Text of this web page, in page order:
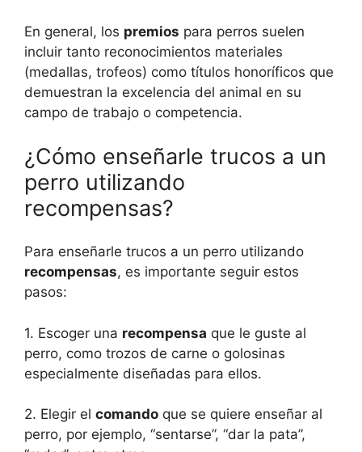
En general, los premios para perros suelen
incluir tanto reconocimientos materiales
(medallas, trofeos) como títulos honoríficos que
demuestran la excelencia del animal en su
campo de trabajo o competencia.
¿Cómo enseñarle trucos a un
perro utilizando
recompensas?
Para enseñarle trucos a un perro utilizando
recompensas, es importante seguir estos
pasos:
1. Escoger una recompensa que le guste al
perro, como trozos de carne o golosinas
especialmente diseñadas para ellos.
2. Elegir el comando que se quiere enseñar al
perro, por ejemplo, “sentarse”, “dar la pata”,